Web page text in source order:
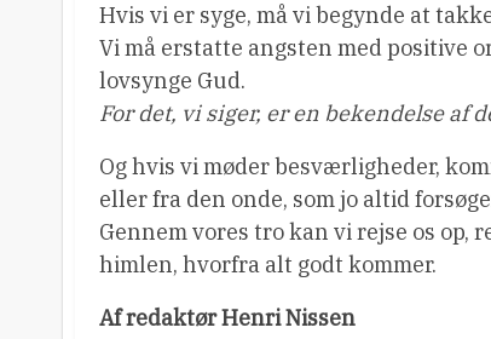
Hvis vi er syge, må vi begynde at
Vi må erstatte angsten med positive
lovsynge Gud.
For det, vi siger, er en bekendelse af
Og hvis vi møder besværligheder,
eller fra den onde, som jo altid
Gennem vores tro kan vi rejse os op,
himlen, hvorfra alt godt kommer.
Af redaktør Henri Nissen